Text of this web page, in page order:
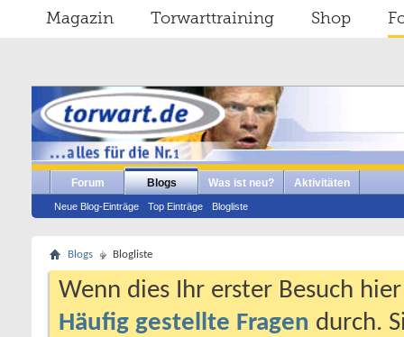
Magazin Torwarttraining Shop
Forum Blogs
Neue Blog-Einträge Top Einträge Blogliste
Was ist neu? Aktivitäten
Blogs Blogliste
Wenn dies Ihr erster Besuch
Häufig gestellte Fragen durch.